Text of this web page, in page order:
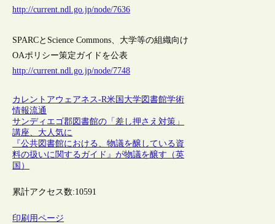
http://current.ndl.go.jp/node/7636
SPARCとScience Commons、大学等の組織向け
OAポリシー策定ガイドを公表
http://current.ndl.go.jp/node/7748
カレントアウェアネス-R米国 大学図書館学術
情報流通
サンディエゴ郡図書館の「差し押さえ対策」
講座、大人気に
『公共図書館における、物議を醸している資
料の扱いに関するガイド』が物議を醸す（英
国）
累計アクセス数:10591
印刷用ページ